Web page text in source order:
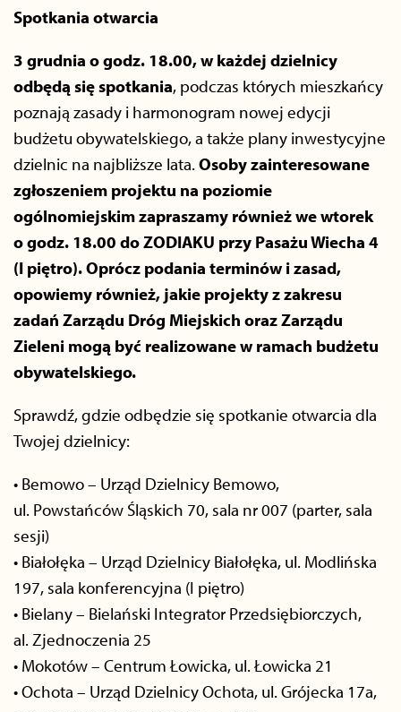
Spotkania otwarcia
3 grudnia o godz. 18.00, w każdej dzielnicy
odbędą się spotkania, podczas których mieszkańcy
poznają zasady i harmonogram nowej edycji
budżetu obywatelskiego, a także plany inwestycyjne
dzielnic na najbliższe lata.Osoby zainteresowane
zgłoszeniem projektu na poziomie
ogólnomiejskim zapraszamy również we wtorek
o godz. 18.00 do ZODIAKU przy Pasażu Wiecha 4
(I piętro). Oprócz podania terminów i zasad,
opowiemy również, jakie projekty z zakresu
zadań Zarządu Dróg Miejskich oraz Zarządu
Zieleni mogą być realizowane w ramach budżetu
obywatelskiego.
Sprawdź, gdzie odbędzie się spotkanie otwarcia dla
Twojej dzielnicy:
• Bemowo – Urząd Dzielnicy Bemowo,
ul. Powstańców Śląskich 70, sala nr 007 (parter, sala
sesji)
• Białołęka – Urząd Dzielnicy Białołęka, ul. Modlińska
197, sala konferencyjna (I piętro)
• Bielany – Bielański Integrator Przedsiębiorczych,
al. Zjednoczenia 25
• Mokotów – Centrum Łowicka, ul. Łowicka 21
• Ochota – Urząd Dzielnicy Ochota, ul. Grójecka 17a,